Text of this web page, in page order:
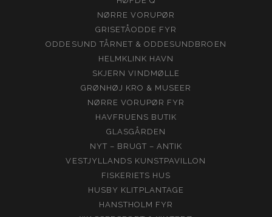
NØRRE VORUPØR
GRISETÅODDE FYR
ODDESUND TÅRNET & ODDESUNDBROEN
HELMKLINK HAVN
SKJERN VINDMØLLE
GRØNHØJ KRO & MUSEER
NØRRE VORUPØR FYR
HAVFRUENS BUTIK
GLASGÅRDEN
NYT – BRUGT – ANTIK
VESTJYLLANDS KUNSTPAVILLON
FISKERIETS HUS
HUSBY KLITPLANTAGE
HANSTHOLM FYR